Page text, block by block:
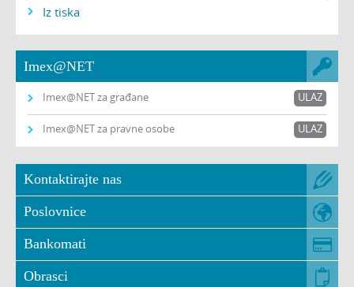
Iz tiska
Imex@NET
Imex@NET za građane ULAZ
Imex@NET za pravne osobe ULAZ
Kontaktirajte nas
Poslovnice
Bankomati
Obrasci